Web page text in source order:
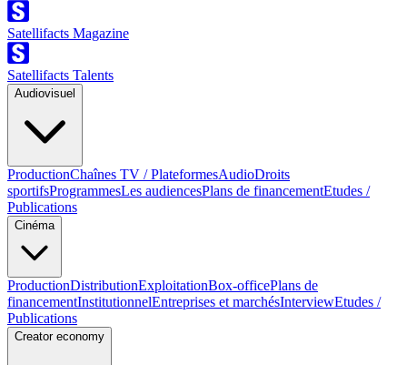
Satellifacts Magazine
Satellifacts Talents
Audiovisuel
ProductionChaînes TV / PlateformesAudioDroits
sportifsProgrammesLes audiencesPlans de financementEtudes /
Publications
Cinéma
ProductionDistributionExploitationBox-officePlans de
financementInstitutionnelEntreprises et marchésInterviewEtudes /
Publications
Creator economy